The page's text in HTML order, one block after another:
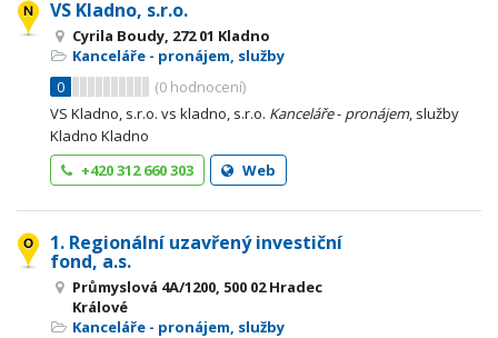
VS Kladno, s.r.o.
Cyrila Boudy, 272 01 Kladno
Kanceláře - pronájem, služby
0
(0 hodnocení)
VS Kladno, s.r.o. vs kladno, s.r.o. Kanceláře- pronájem, služby
Kladno Kladno
+420 312 660 303
Web
1. Regionální uzavřený investiční
fond, a.s.
Průmyslová 4A/1200, 500 02 Hradec
Králové
Kanceláře - pronájem, služby